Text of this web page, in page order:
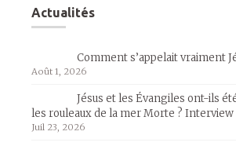
Actualités
Comment s’appelait vraiment
Août 1, 2026
Jésus et les Évangiles ont-ils
les rouleaux de la mer Morte ? Interview
Juil 23, 2026